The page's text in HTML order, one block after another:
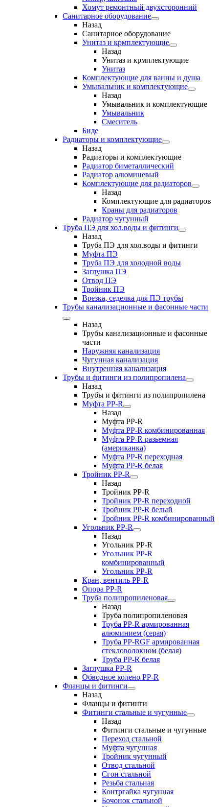
Хомут ремонтный двухсторонний
Санитарное оборудование
Назад
Санитарное оборудование
Унитаз и крмплектующие
Назад
Унитаз и крмплектующие
Унитаз
Комплектующие для ванны и душа
Умывальник и комплектующие
Назад
Умывальник и комплектующие
Умывальник
Смеситель
Биде
Радиаторы и комплектующие
Назад
Радиаторы и комплектующие
Радиатор биметаллический
Радиатор алюминевый
Комплектующие для радиаторов
Назад
Комплектующие для радиаторов
Краны для радиаторов
Радиатор чугунный
Труба ПЭ для хол.воды и фитинги
Назад
Труба ПЭ для хол.воды и фитинги
Муфта ПЭ
Труба ПЭ для холодной воды
Заглушка ПЭ
Отвод ПЭ
Тройник ПЭ
Врезка, седелка для ПЭ трубы
Трубы канализационные и фасонные части
Назад
Трубы канализационные и фасонные
части
Наружняя канализация
Чугунная канализация
Внутренняя канализация
Трубы и фитинги из полипропилена
Назад
Трубы и фитинги из полипропилена
Муфта PP-R
Назад
Муфта PP-R
Муфта РР-R комбинированная
Муфта РР-R разьемная
(американка)
Муфта РР-R переходная
Муфта РР-R белая
Тройник PP-R
Назад
Тройник PP-R
Тройник РР-R переходной
Тройник РР-R белый
Тройник РР-R комбинированный
Угольник PP-R
Назад
Угольник PP-R
Угольник РР-R
комбинированный
Угольник РР-R
Кран, вентиль PP-R
Опора PP-R
Труба полипропиленовая
Назад
Труба полипропиленовая
Труба PP-R армированная
алюминием (серая)
Труба PP-RGF армированная
стекловолокном (белая)
Труба РР-R белая
Заглушка PP-R
Обводное колено PP-R
Фланцы и фитинги
Назад
Фланцы и фитинги
Фитинги стальные и чугунные
Назад
Фитинги стальные и чугунные
Переход стальной
Муфта чугунная
Тройник чугунный
Отвод стальной
Сгон стальной
Резьба стальная
Контргайка чугунная
Бочонок стальной